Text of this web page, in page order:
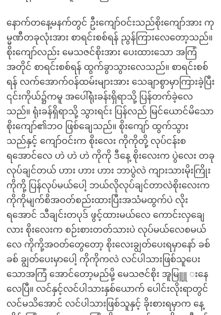
နောက်တနေ့မနက်တွင် ဦးကျော်ဝင်းသည်စိုးကျော်အား ကု
မ္မဏီတခုလုံးအား စာရင်းစစ်ရန် ညွန်ကြားလေတော့သည်။
စိုးကျော်လည်း မေသဇင်စိုးအား ပေးထားသော အကြံ
အတိုင် စာရင်းစစ်ရန် ထွက်ခွာသွားလေသည်။ စာရင်းစစ်
ရန် လက်အောက်ဝန်ထမ်းများအား သေချာစွာမှာကြားခဲ့ပြီး
၎င်းကိုယ်၌ကမူ အပေါ်ရုံးခန်းရှိရာသို့ ပြန်တက်ခဲ့လေ
သည်။ ရုံးခန်ရှိရာသို့ သွားရင်း ပြန်လည် မြင်ယောင်မိသော
စိုးကျော်၏ဘဝ ဖြစ်ချေသည်။ စိုးကျော် ထွက်သွား
သည်နှင့် ကျော်ဝင်းက စိုးလေး ကိုကိုတို့ လုပ်ငန်းစ
ရအောင်လေ ဟဲ ဟဲ ဟဲ ကိုကို ဒီနေ့ စိုးလေးက ပွဲလေး တခု
လုပ်ချင်တယ် ဟား ဟား ဟား ဘာပွဲလဲ ကျားသားမိုးကြိုး
ကိုကို့ ပြန်လုပ်မယ်ပေါ့ ဘယ်လိုလုပ်ချင်တာလဲစိုးလေးက
ကိုကိုမျက်စိအဝတ်စည်းထားပြီးအသံမထွက်ပဲ လိုး
ရအောင် သီချင်းတပုဒ် ဖွင့်ထားမယ်လေ ကောင်းလှချေ
လား စိုးလေးက စဉ်းစားတတ်သားပဲ လုပ်မယ်လေစမယ်
လေ ကိုကို့အဝတ်တွေတော့ စိုးလေးချွတ်ပေးရမှာနော် ခစ်
ခစ် ချွတ်ပေးမှာပေါ့ ကိုကိုကလဲ လင်ပါသားဖြစ်သူပေး
သောအကြံ အောင်တော့မည်မို့ မေသဇင်စိုး အူမြူူ းနေ
လေပြီ။ လင်နှင့်လင်ပါသားနှစ်ယောက် ပေါင်းလိုးရာတွင်
လင်မသိအောင် လင်ပါသားဖြစ်သူနှင့် ခိုးစားရမှာက နေ့